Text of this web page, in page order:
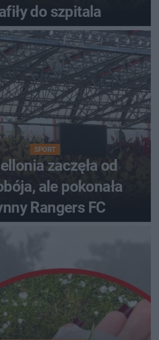
do szpitala
SPORT
zaczęła od
ale pokonała
Rangers FC